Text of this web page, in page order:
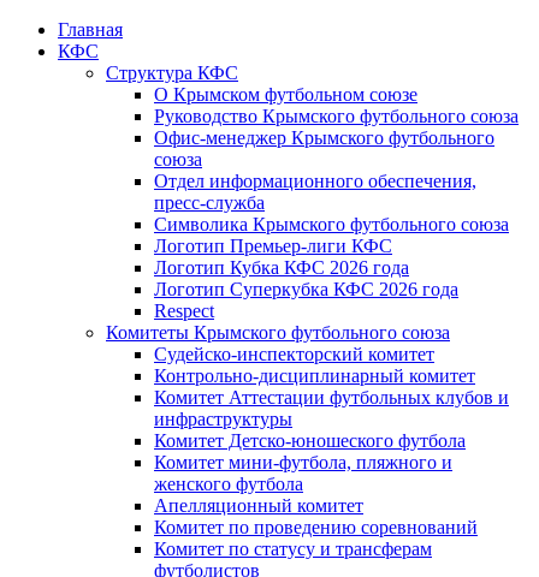
Главная
КФС
Структура КФС
О Крымском футбольном союзе
Руководство Крымского футбольного союза
Офис-менеджер Крымского футбольного
союза
Отдел информационного обеспечения,
пресс-служба
Символика Крымского футбольного союза
Логотип Премьер-лиги КФС
Логотип Кубка КФС 2026 года
Логотип Суперкубка КФС 2026 года
Respect
Комитеты Крымского футбольного союза
Судейско-инспекторский комитет
Контрольно-дисциплинарный комитет
Комитет Аттестации футбольных клубов и
инфраструктуры
Комитет Детско-юношеского футбола
Комитет мини-футбола, пляжного и
женского футбола
Апелляционный комитет
Комитет по проведению соревнований
Комитет по статусу и трансферам
футболистов